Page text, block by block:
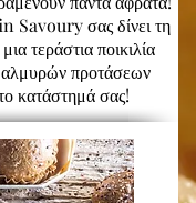
σας δίνει τη
τεράστια ποικιλία
προτάσεων
κατάστημά σας!